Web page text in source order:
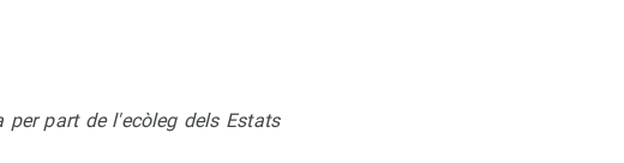
part de l'ecòleg dels Estats